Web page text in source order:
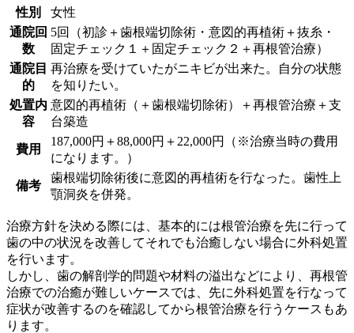
性別
女性
通院回
数
5回（初診＋歯根端切除術・意図的再植術＋抜糸・
固定チェック１＋固定チェック２＋再根管治療）
通院目
的
再治療を受けていたがニキビが出来た。自分の状態
を知りたい。
処置内
容
意図的再植術（＋歯根端切除術）＋再根管治療＋支
台築造
費用
187,000円＋88,000円＋22,000円（※治療当時の費用
になります。）
備考
歯根端切除術後に意図的再植術を行なった。歯性上
顎洞炎を併発。
治療方針を決める際には、基本的には根管治療を先に行って
歯の中の状況を改善してそれでも治癒しない場合に外科処置
を行います。
しかし、歯の解剖学的問題や材料の溢出などにより、再根管
治療での治癒が難しいケースでは、先に外科処置を行なって
症状が改善するのを確認してから根管治療を行うケースもあ
ります。